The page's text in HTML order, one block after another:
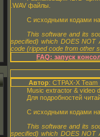
.WAV файлы.
С исходными кодами на
This software and its
specified) which DOES NOT
code (ripped code from other
FAQ: запуск
Автор: CTPAX-X Team
Music extractor & video
Для подробностей
С исходными кодами на
This software and its
specified) which DOES NOT